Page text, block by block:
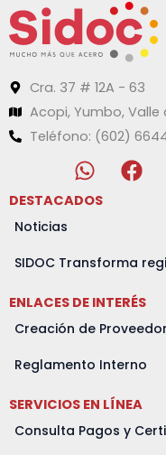
Cra. 37 # 12A - 63
Acopi, Yumbo, Valle
Teléfono: (602)
W
h
a
a
p
F
a
o
o
k
DESTACADOS
Noticias
SIDOC Transforma
ENLACES DE INTERÉS
Creación de
Reglamento Interno
SERVICIOS EN LÍNEA
Consulta Pagos y